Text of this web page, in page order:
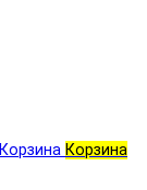
Корзина Корзина